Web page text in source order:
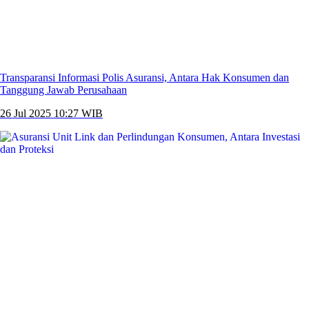
Transparansi Informasi Polis Asuransi, Antara Hak Konsumen dan
Tanggung Jawab Perusahaan
26 Jul 2025 10:27 WIB